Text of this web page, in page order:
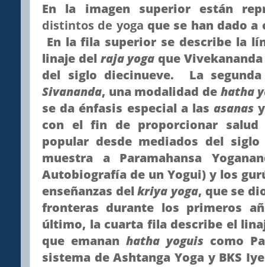
En la imagen superior están
distintos de yoga que se han dado
En la fila superior se describe la
linaje del raja yoga que
del siglo diecinueve. La
Sivananda, una modalidad de hatha
se da énfasis especial a las asanas
con el fin de proporcionar salud
popular desde mediados del
muestra a Paramahansa
Autobiografía de un Yogui) y los
enseñanzas delkriya yoga, que se
fronteras durante los primeros
último, la cuarta fila describe el
que emanan hatha yoguis como
sistema de Ashtanga Yoga y BKS